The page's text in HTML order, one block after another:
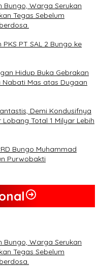
Bungo, Warga Serukan
Tegas Sebelum
PT SAL 2 Bungo ke
Hidup Buka Gebrakan
Nabati Mas atas Dugaan
Demi Kondusifnya
Total 1 Milyar Lebih
Bungo Muhammad
Purwobakti
Bungo, Warga Serukan
Tegas Sebelum